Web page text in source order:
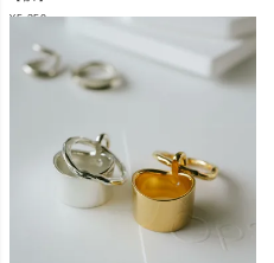
¥5,350